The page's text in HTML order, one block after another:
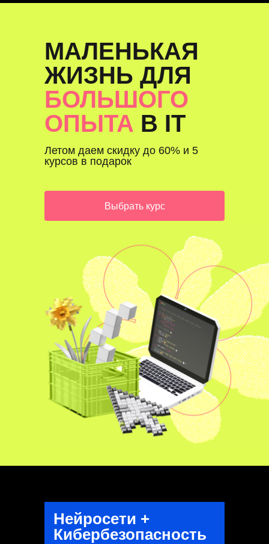
Летом даем скидку до 60% и 5
курсов в подарок
МАЛЕНЬКАЯ
ЖИЗНЬ ДЛЯ
БОЛЬШОГО
ОПЫТА В IT
Выбрать курс
Нейросети +
Кибербезопасность